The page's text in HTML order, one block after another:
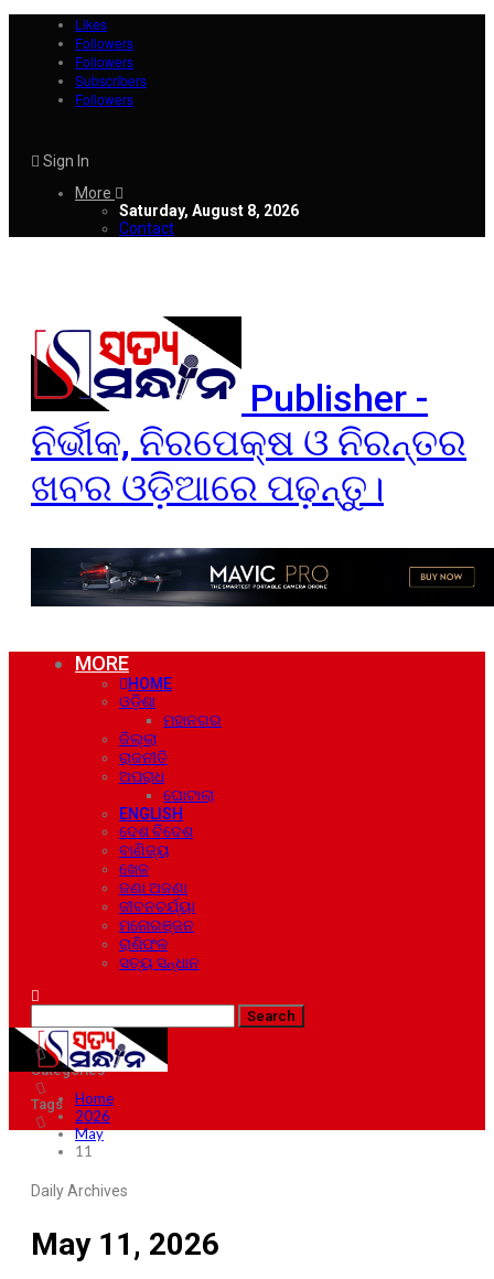
Likes
Followers
Followers
Subscribers
Followers
Sign In
More
Saturday, August 8, 2026
Contact
Publisher -
ନିର୍ଭୀକ, ନିରପେକ୍ଷ ଓ ନିରନ୍ତର
ଖବର ଓଡ଼ିଆରେ ପଢ଼ନ୍ତୁ।
MORE
HOME
ଓଡ଼ିଶା
ମହାନଗର
ଜିଲ୍ଲା
ରାଜନୀତି
ଅପରାଧ
ଘୋଟାଲା
ENGLISH
ଦେଶ ବିଦେଶ
ବାଣିଜ୍ୟ
ଖେଳ
ଜଣା ଅଜଣା
ଜୀବନଚର୍ଯ୍ୟା
ମନୋରଞ୍ଜନ
ରାଶିଫଳ
ସତ୍ୟ ସନ୍ଧାନ
Posts
Categories
Tags
Home
2026
May
11
Daily Archives
May 11, 2026